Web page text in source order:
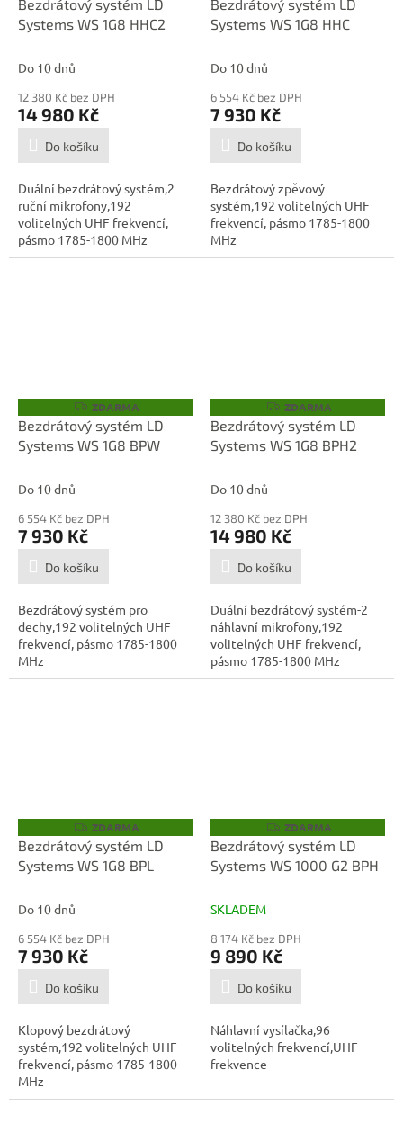
A
R
Bezdrátový systém LD
Systems WS 1G8 HHC2
Do 10 dnů
12 380 Kč bez DPH
14 980 Kč
Do košíku
Duální bezdrátový systém,2
ruční mikrofony,192
volitelných UHF frekvencí,
pásmo 1785-1800 MHz
A
R
Bezdrátový systém LD
Systems WS 1G8 HHC
Do 10 dnů
6 554 Kč bez DPH
7 930 Kč
Do košíku
Bezdrátový zpěvový
systém,192 volitelných UHF
frekvencí, pásmo 1785-1800
MHz
Z
D
A
R
ZDARMA
Bezdrátový systém LD
Systems WS 1G8 BPW
Do 10 dnů
6 554 Kč bez DPH
7 930 Kč
Do košíku
Bezdrátový systém pro
dechy,192 volitelných UHF
frekvencí, pásmo 1785-1800
MHz
Z
D
A
R
ZDARMA
Bezdrátový systém LD
Systems WS 1G8 BPH2
Do 10 dnů
12 380 Kč bez DPH
14 980 Kč
Do košíku
Duální bezdrátový systém-2
náhlavní mikrofony,192
volitelných UHF frekvencí,
pásmo 1785-1800 MHz
Z
D
A
R
ZDARMA
Bezdrátový systém LD
Systems WS 1G8 BPL
Do 10 dnů
6 554 Kč bez DPH
7 930 Kč
Do košíku
Klopový bezdrátový
systém,192 volitelných UHF
frekvencí, pásmo 1785-1800
MHz
Z
D
A
R
ZDARMA
Bezdrátový systém LD
Systems WS 1000 G2 BPH
SKLADEM
8 174 Kč bez DPH
9 890 Kč
Do košíku
Náhlavní vysílačka,96
volitelných frekvencí,UHF
frekvence